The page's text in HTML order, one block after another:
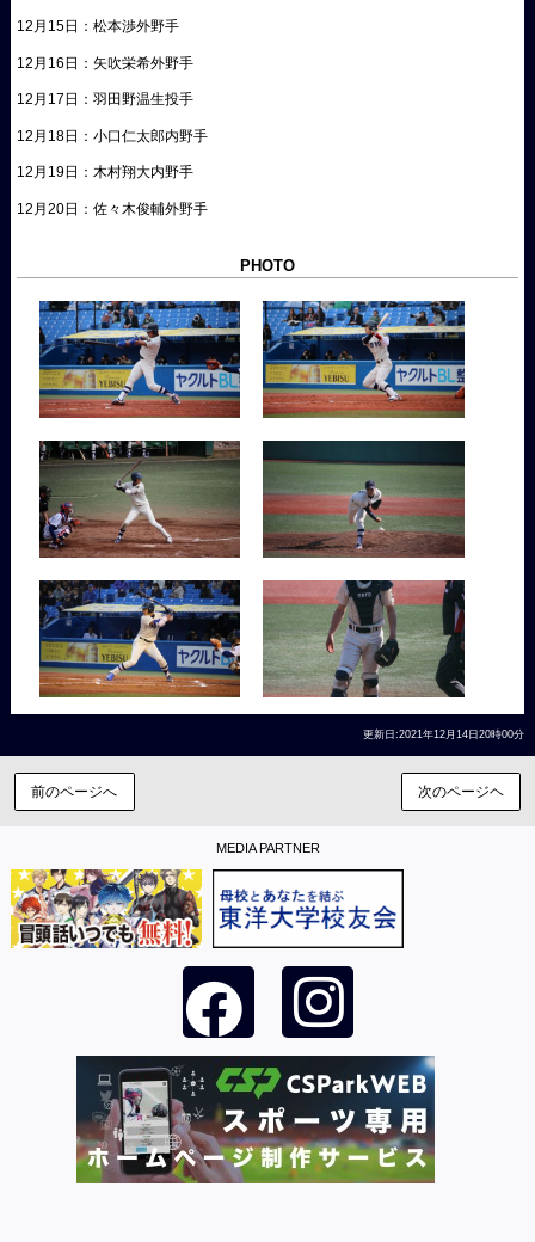
12月15日：松本渉外野手
12月16日：矢吹栄希外野手
12月17日：羽田野温生投手
12月18日：小口仁太郎内野手
12月19日：木村翔大内野手
12月20日：佐々木俊輔外野手
PHOTO
更新日:2021年12月14日20時00分
前のページへ 次のページヘ
MEDIA PARTNER